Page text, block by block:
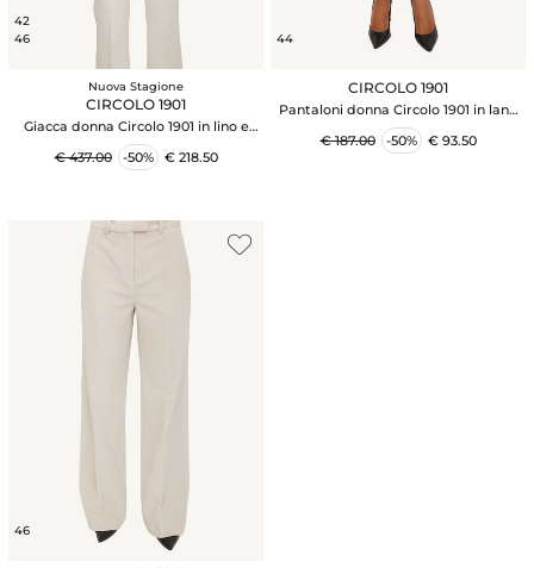
42
46
Nuova Stagione
CIRCOLO 1901
Giacca donna Circolo 1901 in lino e
cotone rosa
€ 437.00
-50% € 218.50
44
CIRCOLO 1901
Pantaloni donna Circolo 1901 in lana
vergine crema
€ 187.00
-50% € 93.50
46